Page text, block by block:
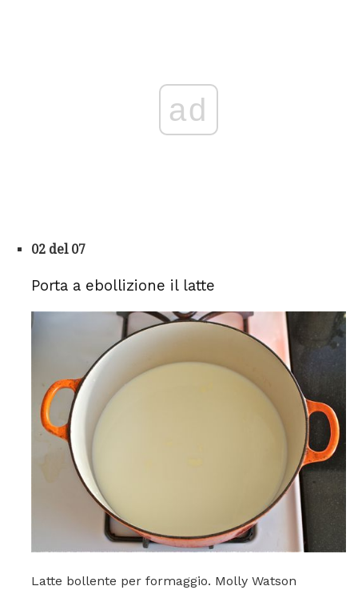
ad
02 del 07
Porta a ebollizione il latte
Latte bollente per formaggio. Molly Watson